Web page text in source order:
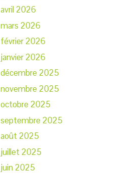
avril 2026
mars 2026
février 2026
janvier 2026
décembre 2025
novembre 2025
octobre 2025
septembre 2025
août 2025
juillet 2025
juin 2025